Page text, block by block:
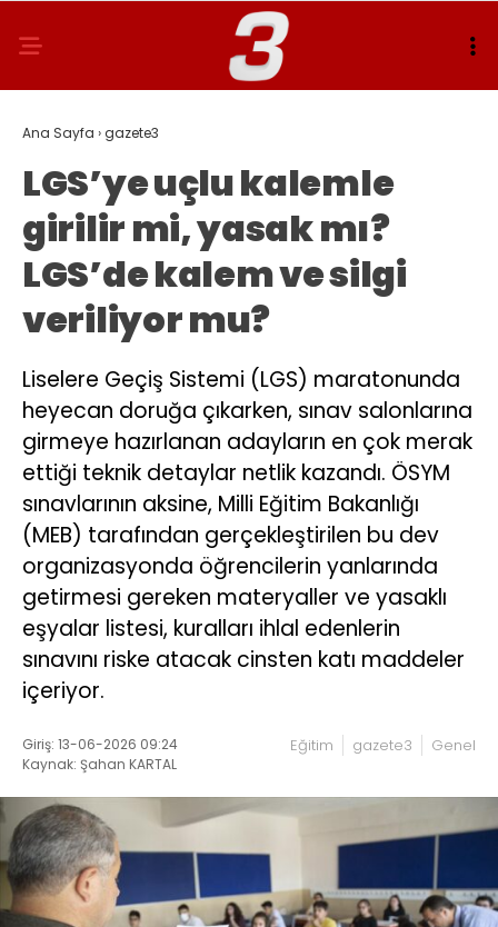
Ana Sayfa ›gazete3
LGS’ye uçlu kalemle
girilir mi, yasak mı?
LGS’de kalem ve silgi
veriliyor mu?
Liselere Geçiş Sistemi (LGS) maratonunda
heyecan doruğa çıkarken, sınav salonlarına
girmeye hazırlanan adayların en çok merak
ettiği teknik detaylar netlik kazandı. ÖSYM
sınavlarının aksine, Milli Eğitim Bakanlığı
(MEB) tarafından gerçekleştirilen bu dev
organizasyonda öğrencilerin yanlarında
getirmesi gereken materyaller ve yasaklı
eşyalar listesi, kuralları ihlal edenlerin
sınavını riske atacak cinsten katı maddeler
içeriyor.
Giriş: 13-06-2026 09:24
Kaynak: Şahan KARTAL
Eğitim gazete3 Genel